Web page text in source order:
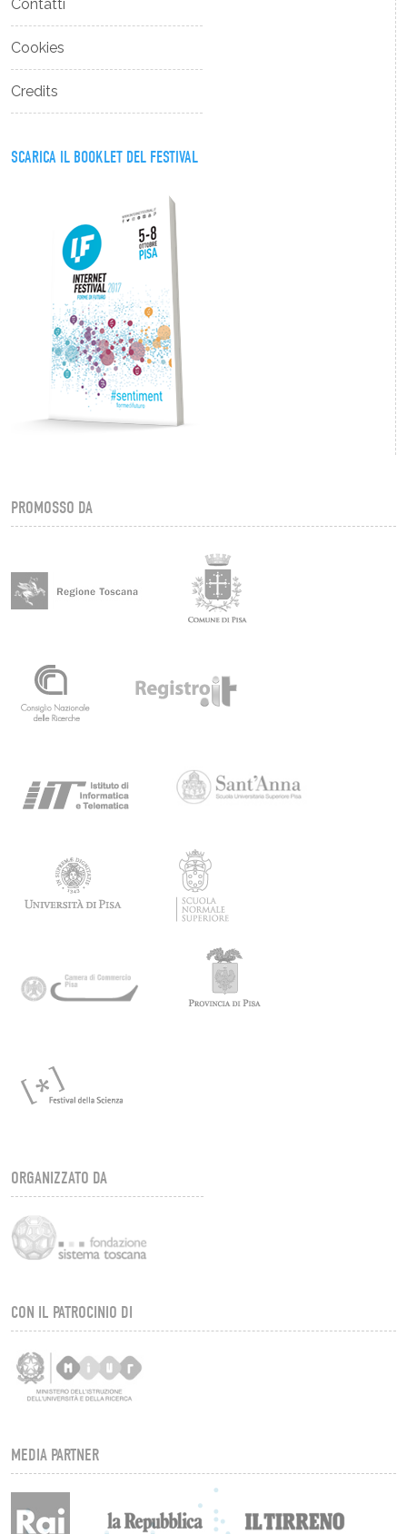
Contatti
Cookies
Credits
SCARICA IL BOOKLET DEL FESTIVAL
PROMOSSO DA
ORGANIZZATO DA
CON IL PATROCINIO DI
MEDIA PARTNER